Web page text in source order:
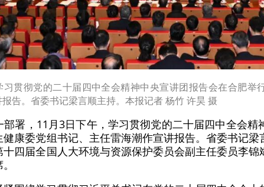
习贯彻党的二十届四中全会精神中央宣讲团报告会在合肥举
告。省委书记梁言顺主持。本报记者 杨竹 许昊 摄
部署，11月3日下午，学习贯彻党的二十届四中全会
康委党组书记、主任雷海潮作宣讲报告。省委书记
四届全国人大环境与资源保护委员会副主任委员李